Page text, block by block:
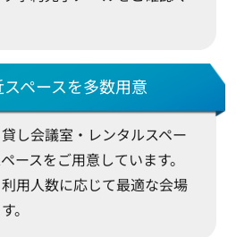
ペースを多数用意
し会議室・レンタルスペー
ースをご用意しています。
用人数に応じて最適な会場
。